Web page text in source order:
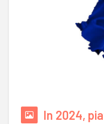
In 2024,